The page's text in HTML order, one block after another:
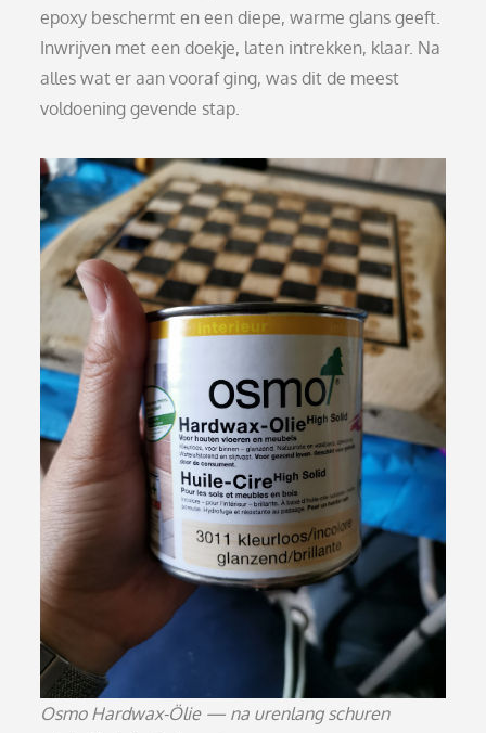
epoxy beschermt en een diepe, warme glans geeft.
Inwrijven met een doekje, laten intrekken, klaar. Na
alles wat er aan vooraf ging, was dit de meest
voldoening gevende stap.
Osmo Hardwax-Ölie — na urenlang schuren